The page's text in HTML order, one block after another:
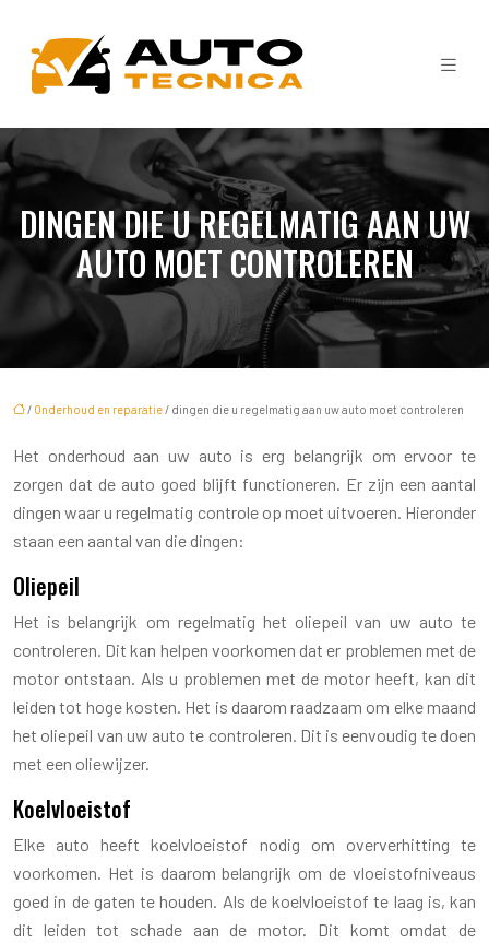
DINGEN DIE U REGELMATIG AAN UW
AUTO MOET CONTROLEREN
/ Onderhoud en reparatie/ dingen die u regelmatig aan uw auto moet controleren
Het onderhoud aan uw auto is erg belangrijk om ervoor te
zorgen dat de auto goed blijft functioneren. Er zijn een aantal
dingen waar u regelmatig controle op moet uitvoeren. Hieronder
staan ​​een aantal van die dingen:
Oliepeil
Het is belangrijk om regelmatig het oliepeil van uw auto te
controleren. Dit kan helpen voorkomen dat er problemen met de
motor ontstaan. Als u problemen met de motor heeft, kan dit
leiden tot hoge kosten. Het is daarom raadzaam om elke maand
het oliepeil van uw auto te controleren. Dit is eenvoudig te doen
met een oliewijzer.
Koelvloeistof
Elke auto heeft koelvloeistof nodig om oververhitting te
voorkomen. Het is daarom belangrijk om de vloeistofniveaus
goed in de gaten te houden. Als de koelvloeistof te laag is, kan
dit leiden tot schade aan de motor. Dit komt omdat de